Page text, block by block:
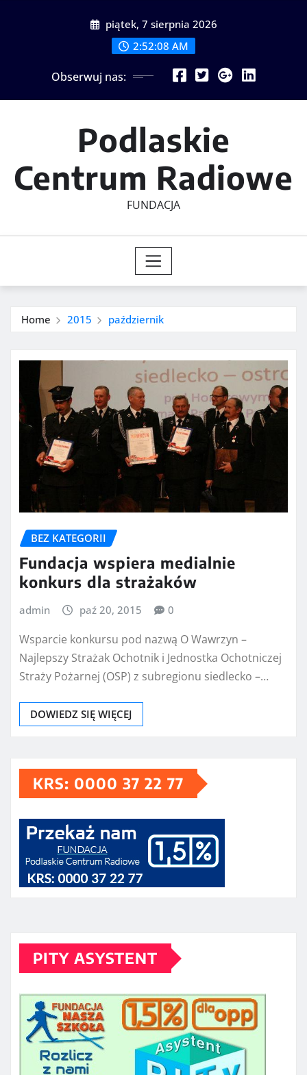
piątek, 7 sierpnia 2026
2:52:09 AM
Obserwuj nas:
Podlaskie
Centrum Radiowe
FUNDACJA
Home 2015 październik
BEZ KATEGORII
Fundacja wspiera medialnie
konkurs dla strażaków
admin paź 20, 2015 0
Wsparcie konkursu pod nazwą O Wawrzyn –
Najlepszy Strażak Ochotnik i Jednostka Ochotniczej
Straży Pożarnej (OSP) z subregionu siedlecko –…
DOWIEDZ SIĘ WIĘCEJ
KRS: 0000 37 22 77
PITY ASYSTENT